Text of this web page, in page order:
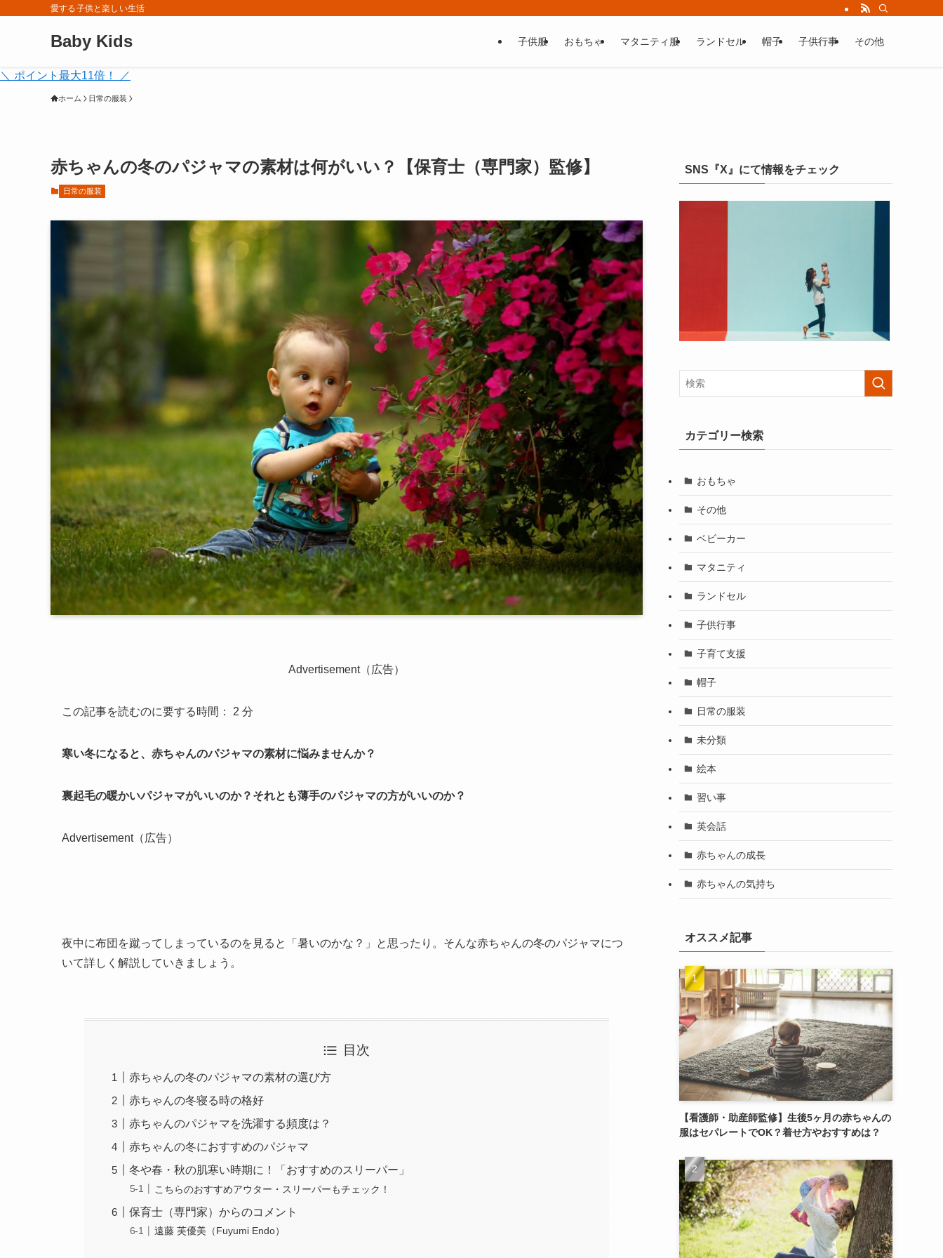
愛する子供と楽しい生活
Baby Kids 子供服 おもちゃ マタニティ服 ランドセル 帽子 子供行事 その他
＼ ポイント最大11倍！ ／
ホーム 日常の服装
赤ちゃんの冬のパジャマの素材は何がいい？【保育士（専門家）監修】
日常の服装
Advertisement（広告）
この記事を読むのに要する時間： 2 分
寒い冬になると、赤ちゃんのパジャマの素材に悩みませんか？
裏起毛の暖かいパジャマがいいのか？それとも薄手のパジャマの方がいいのか？
Advertisement（広告）
夜中に布団を蹴ってしまっているのを見ると「暑いのかな？」と思ったり。そんな赤ちゃんの冬のパジャマにつ
いて詳しく解説していきましょう。
目次
赤ちゃんの冬のパジャマの素材の選び方
赤ちゃんの冬寝る時の格好
赤ちゃんのパジャマを洗濯する頻度は？
赤ちゃんの冬におすすめのパジャマ
冬や春・秋の肌寒い時期に！「おすすめのスリーパー」
こちらのおすすめアウター・スリーパーもチェック！
保育士（専門家）からのコメント
遠藤 芙優美（Fuyumi Endo）
SNS『X』にて情報をチェック
カテゴリー検索
おもちゃ
その他
ベビーカー
マタニティ
ランドセル
子供行事
子育て支援
帽子
日常の服装
未分類
絵本
習い事
英会話
赤ちゃんの成長
赤ちゃんの気持ち
オススメ記事
【看護師・助産師監修】生後5ヶ月の赤ちゃんの
服はセパレートでOK？着せ方やおすすめは？